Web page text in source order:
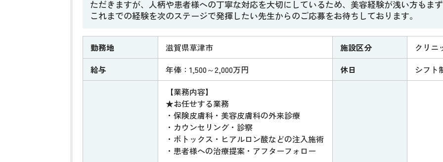
ただきますが、人柄や患者様への丁寧な対応を大切にしているため、美容経験が浅い方もま
これまでの経験を次のステージで発揮したい先生からのご応募をお待ちしております。
勤務地 滋賀県草津市 施設区分
クリニ
給与
年俸：1,500～2,000万円 休日 シフト
【業務内容】
★お任せする業務
・保険皮膚科・美容皮膚科の外来診療
・カウンセリング・診察
・ボトックス・ヒアルロン酸などの注入施術
・患者様への治療提案・アフターフォロー